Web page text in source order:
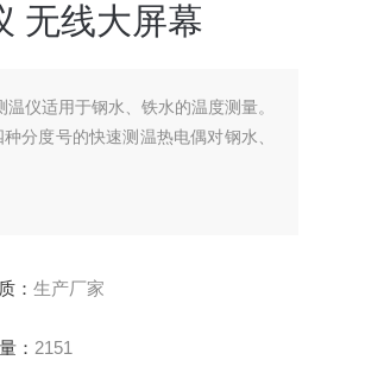
无线大屏幕
仪适用于钢水、铁水的温度测量。
分度号的快速测温热电偶对钢水、
： 生产厂家
： 2151